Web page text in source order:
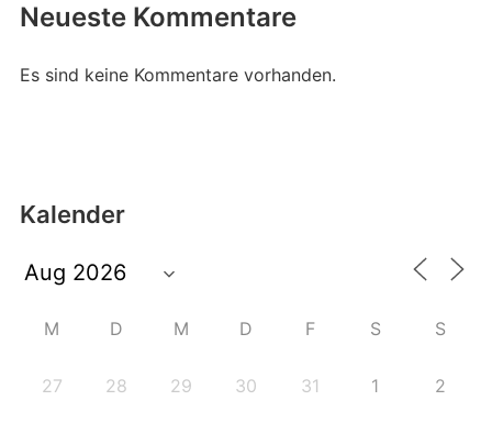
Neueste Kommentare
Es sind keine Kommentare vorhanden.
Kalender
M D M D F S S
27 28 29 30 31 1 2